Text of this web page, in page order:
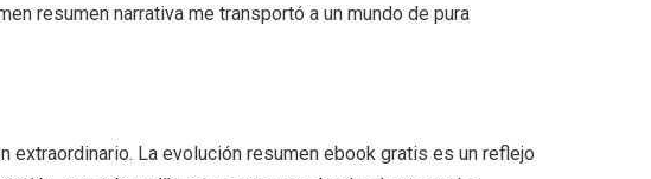
resumen narrativa me transportó a un mundo de pura
La evolución resumen ebook gratis es un reflejo